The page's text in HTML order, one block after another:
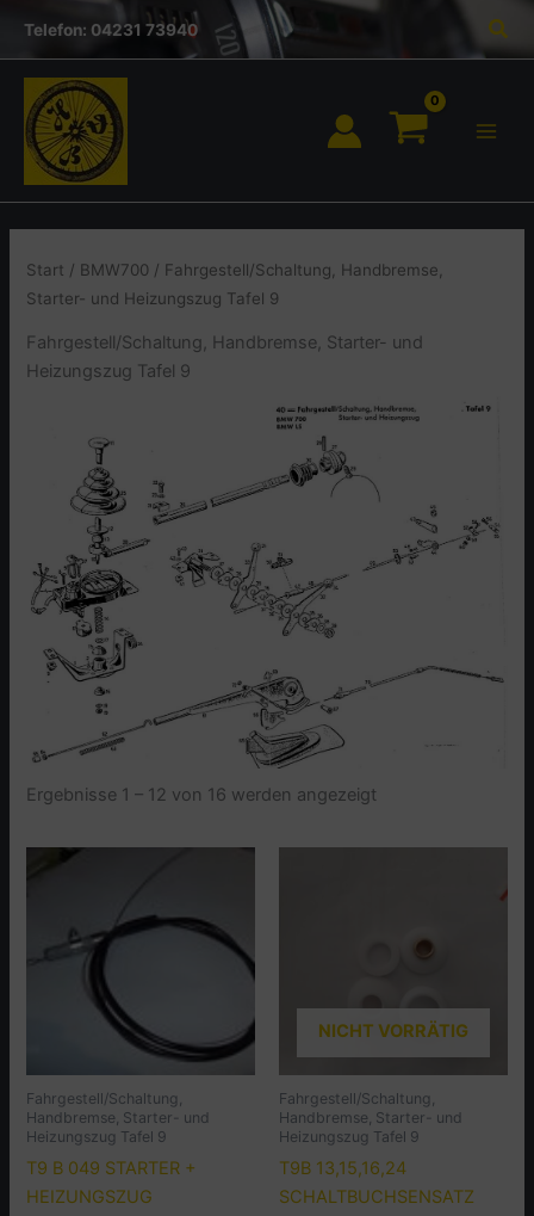
springen
Inhalt
Telefon: 04231 73940
Start / BMW700 / Fahrgestell/Schaltung, Handbremse,
Starter- und Heizungszug Tafel 9
Fahrgestell/Schaltung, Handbremse, Starter- und
Heizungszug Tafel 9
Ergebnisse 1 – 12 von 16 werden angezeigt
Fahrgestell/Schaltung,
Handbremse, Starter- und
Heizungszug Tafel 9
T9 B 049 STARTER +
HEIZUNGSZUG
NICHT VORRÄTIG
Fahrgestell/Schaltung,
Handbremse, Starter- und
Heizungszug Tafel 9
T9B 13,15,16,24
SCHALTBUCHSENSATZ